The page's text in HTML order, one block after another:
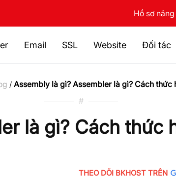
Hồ sơ
Email SSL Website Đối tác
/ Assembly là gì? Assembler là gì? Cách thức
#
là gì? Cách thức
THEO DÕI BKHOST TRÊN